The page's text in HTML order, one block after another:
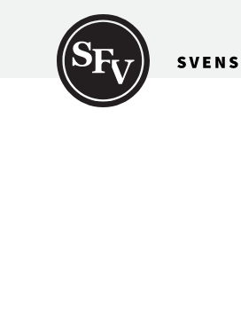
Gå till innehållet